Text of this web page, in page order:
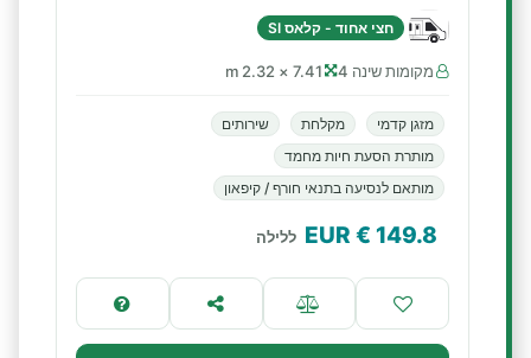
חצי אחוד - קלאס SI
מקומות שינה 4 7.41 × 2.32 m
מזגן קדמי מקלחת
שירותים
מותרת הסעת חיות מחמד
מותאם לנסיעה בתנאי חורף / קיפאון
149.8
€ EUR ללילה